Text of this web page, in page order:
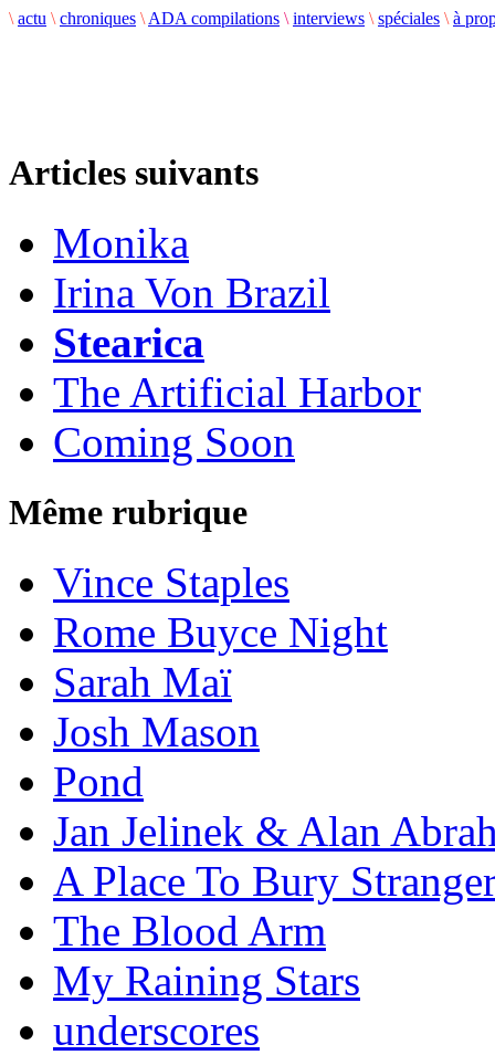
\ actu \ chroniques \ ADA compilations \ interviews \ spéciales \ à
Articles suivants
Monika
Irina Von Brazil
Stearica
The Artificial Harbor
Coming Soon
Même rubrique
Vince Staples
Rome Buyce Night
Sarah Maï
Josh Mason
Pond
Jan Jelinek & Alan
A Place To Bury
The Blood Arm
My Raining Stars
underscores